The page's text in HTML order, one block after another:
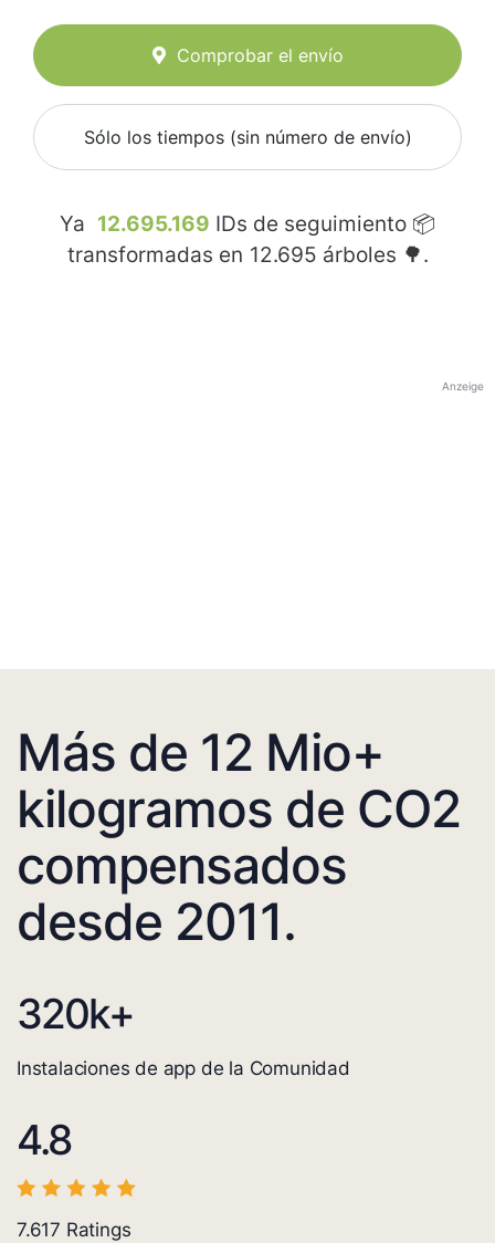
Comprobar el envío
Sólo los tiempos (sin número de envío)
Ya 12.695.169 IDs de seguimiento 📦
transformadas en 12.695 árboles 🌳.
Anzeige
Más de 12 Mio+
kilogramos de CO2
compensados
desde 2011.
320k+
Instalaciones de app de la Comunidad
4.8
7.617 Ratings